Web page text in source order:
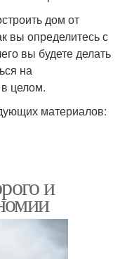
дом от
вы определитесь с
вы будете делать
на
целом.
материалов:
и